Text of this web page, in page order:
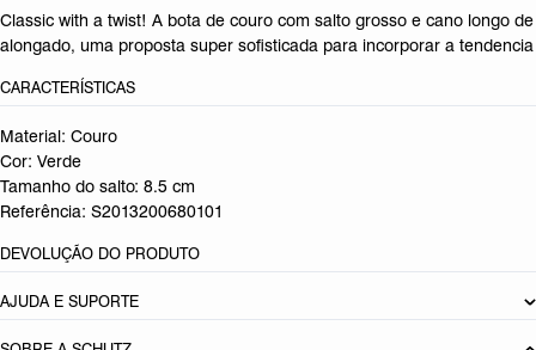
Classic with a twist! A bota de couro com salto grosso e cano longo
alongado, uma proposta super sofisticada para incorporar a
CARACTERÍSTICAS
Material: Couro
Cor: Verde
Tamanho do salto: 8.5 cm
Referência: S2013200680101
DEVOLUÇÃO DO PRODUTO
AJUDA E SUPORTE